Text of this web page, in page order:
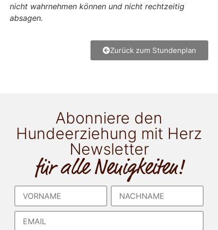
nicht wahrnehmen können und nicht rechtzeitig
absagen.
Zurück zum Stundenplan
Abonniere den
Hundeerziehung mit Herz
Newsletter
für alle Neuigkeiten!